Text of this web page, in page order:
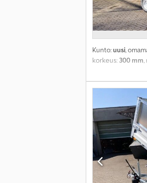
Kunto:uusi,
korkeus: 300 mm,